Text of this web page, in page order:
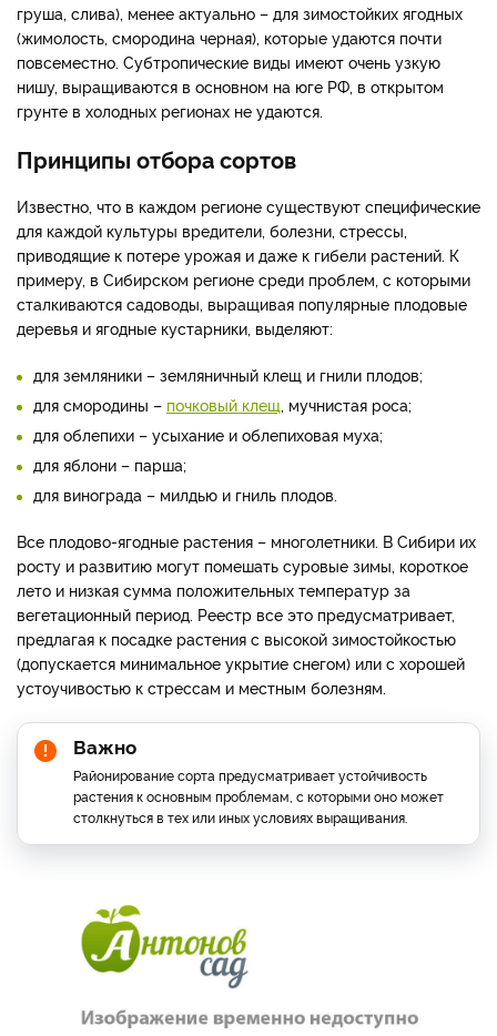
груша, слива), менее актуально – для зимостойких ягодных
(жимолость, смородина черная), которые удаются почти
повсеместно. Субтропические виды имеют очень узкую
нишу, выращиваются в основном на юге РФ, в открытом
грунте в холодных регионах не удаются.
Принципы отбора сортов
Известно, что в каждом регионе существуют специфические
для каждой культуры вредители, болезни, стрессы,
приводящие к потере урожая и даже к гибели растений. К
примеру, в Сибирском регионе среди проблем, с которыми
сталкиваются садоводы, выращивая популярные плодовые
деревья и ягодные кустарники, выделяют:
для земляники – земляничный клещ и гнили плодов;
для смородины – почковый клещ , мучнистая роса;
для облепихи – усыхание и облепиховая муха;
для яблони – парша;
для винограда – милдью и гниль плодов.
Все плодово-ягодные растения – многолетники. В Сибири их
росту и развитию могут помешать суровые зимы, короткое
лето и низкая сумма положительных температур за
вегетационный период. Реестр все это предусматривает,
предлагая к посадке растения с высокой зимостойкостью
(допускается минимальное укрытие снегом) или с хорошей
устоучивостью к стрессам и местным болезням.
Важно
Районирование сорта предусматривает устойчивость
растения к основным проблемам, с которыми оно может
столкнуться в тех или иных условиях выращивания.